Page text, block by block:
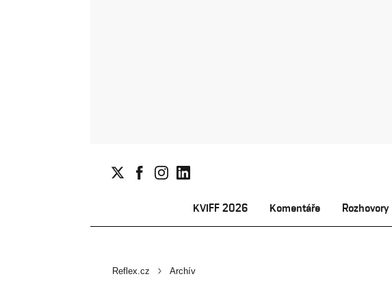
KVIFF 2026 Komentáře Rozhovory
Reflex.cz Archív